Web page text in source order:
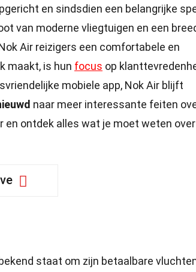
en sindsdien een belangrijke
van moderne vliegtuigen en een
Air reizigers een comfortabele en
maakt, is hun focus op
mobiele app, Nok Air blijft
naar meer interessante feiten
en ontdek alles wat je moet weten
staat om zijn betaalbare